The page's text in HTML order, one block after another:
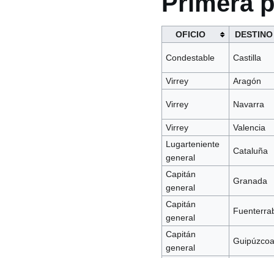
OFICIO DESTINO
Condestable Castilla
Virrey Aragón
Virrey Navarra
Virrey
Valencia
Lugarteniente
general
Cataluña
Capitán
general
Granada
Capitán
general
Capitán
general
Guipúzcoa